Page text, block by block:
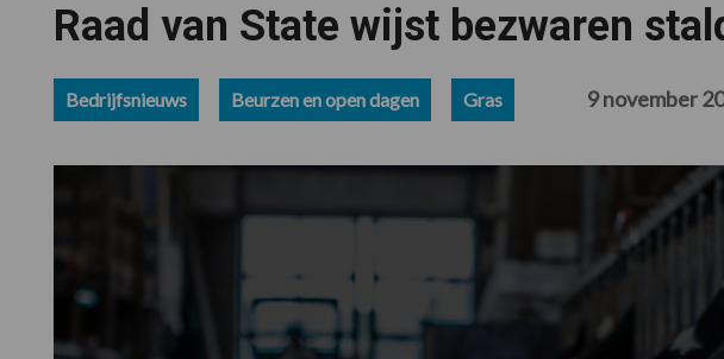
Raad van State wijst bezwaren
Bedrijfsnieuws Beurzen en open dagen Gras 9 november